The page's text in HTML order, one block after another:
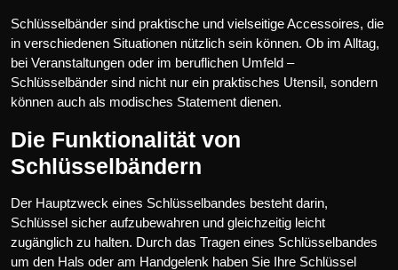
Schlüsselbänder sind praktische und vielseitige Accessoires, die
in verschiedenen Situationen nützlich sein können. Ob im Alltag,
bei Veranstaltungen oder im beruflichen Umfeld –
Schlüsselbänder sind nicht nur ein praktisches Utensil, sondern
können auch als modisches Statement dienen.
Die Funktionalität von
Schlüsselbändern
Der Hauptzweck eines Schlüsselbandes besteht darin,
Schlüssel sicher aufzubewahren und gleichzeitig leicht
zugänglich zu halten. Durch das Tragen eines Schlüsselbandes
um den Hals oder am Handgelenk haben Sie Ihre Schlüssel